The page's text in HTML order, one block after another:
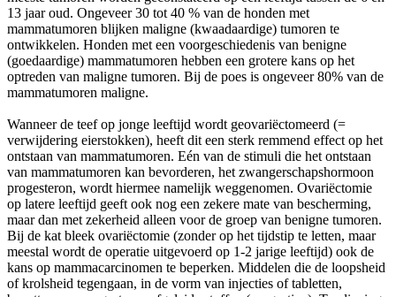
13 jaar oud. Ongeveer 30 tot 40 % van de honden met
mammatumoren blijken maligne (kwaadaardige) tumoren te
ontwikkelen. Honden met een voorgeschiedenis van benigne
(goedaardige) mammatumoren hebben een grotere kans op het
optreden van maligne tumoren. Bij de poes is ongeveer 80% van de
mammatumoren maligne.
Wanneer de teef op jonge leeftijd wordt geovariëctomeerd (=
verwijdering eierstokken), heeft dit een sterk remmend effect op het
ontstaan van mammatumoren. Eén van de stimuli die het ontstaan
van mammatumoren kan bevorderen, het zwangerschapshormoon
progesteron, wordt hiermee namelijk weggenomen. Ovariëctomie
op latere leeftijd geeft ook nog een zekere mate van bescherming,
maar dan met zekerheid alleen voor de groep van benigne tumoren.
Bij de kat bleek ovariëctomie (zonder op het tijdstip te letten, maar
meestal wordt de operatie uitgevoerd op 1-2 jarige leeftijd) ook de
kans op mammacarcinomen te beperken. Middelen die de loopsheid
of krolsheid tegengaan, in de vorm van injecties of tabletten,